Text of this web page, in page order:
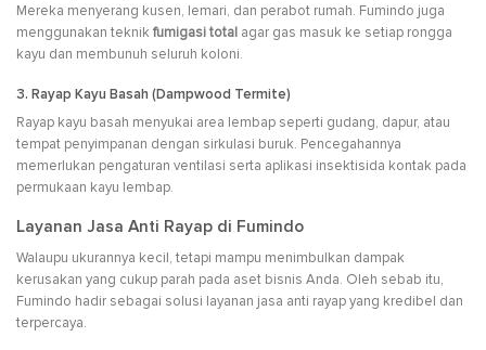
Mereka menyerang kusen, lemari, dan perabot rumah. Fumindo juga
menggunakan teknik fumigasi total agar gas masuk ke setiap rongga
kayu dan membunuh seluruh koloni.
3. Rayap Kayu Basah (Dampwood Termite)
Rayap kayu basah menyukai area lembap seperti gudang, dapur, atau
tempat penyimpanan dengan sirkulasi buruk. Pencegahannya
memerlukan pengaturan ventilasi serta aplikasi insektisida kontak pada
permukaan kayu lembap.
Layanan Jasa Anti Rayap di Fumindo
Walaupu ukurannya kecil, tetapi mampu menimbulkan dampak
kerusakan yang cukup parah pada aset bisnis Anda. Oleh sebab itu,
Fumindo hadir sebagai solusi layanan jasa anti rayap yang kredibel dan
terpercaya.